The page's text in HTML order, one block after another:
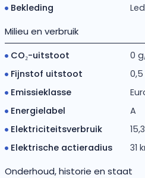
Bekleding
Milieu en verbruik
CO₂-uitstoot
0
Fijnstof uitstoot
Emissieklasse
Energielabel
A
Elektriciteitsverbruik
Elektrische actieradius
31
Onderhoud, historie en staat